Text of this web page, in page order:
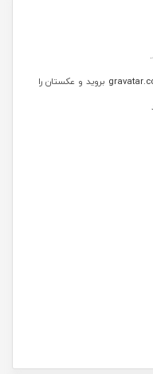
بروید و عکستان را